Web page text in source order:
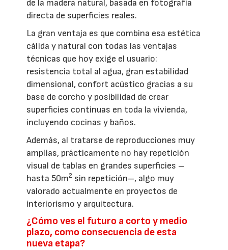
de la madera natural, basada en fotografía
directa de superficies reales.
La gran ventaja es que combina esa estética
cálida y natural con todas las ventajas
técnicas que hoy exige el usuario:
resistencia total al agua, gran estabilidad
dimensional, confort acústico gracias a su
base de corcho y posibilidad de crear
superficies continuas en toda la vivienda,
incluyendo cocinas y baños.
Además, al tratarse de reproducciones muy
amplias, prácticamente no hay repetición
visual de tablas en grandes superficies –
hasta 50m2 sin repetición–, algo muy
valorado actualmente en proyectos de
interiorismo y arquitectura.
¿Cómo ves el futuro a corto y medio
plazo, como consecuencia de esta
nueva etapa?